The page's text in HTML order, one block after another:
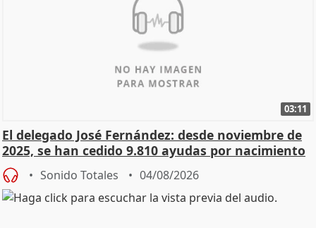
03:11
El delegado José Fernández: desde noviembre de
2025, se han cedido 9.810 ayudas por nacimiento
Sonido Totales 04/08/2026